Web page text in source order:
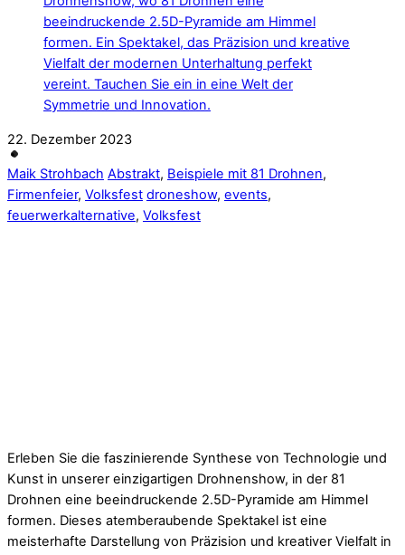
22. Dezember 2023
Maik Strohbach Abstrakt, Beispiele mit 81 Drohnen,
Firmenfeier, Volksfest droneshow, events,
feuerwerkalternative, Volksfest
Erleben Sie die faszinierende Synthese von Technologie und
Kunst in unserer einzigartigen Drohnenshow, in der 81
Drohnen eine beeindruckende 2.5D-Pyramide am Himmel
formen. Dieses atemberaubende Spektakel ist eine
meisterhafte Darstellung von Präzision und kreativer Vielfalt in